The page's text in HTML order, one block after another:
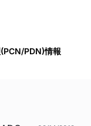
PDN)情報